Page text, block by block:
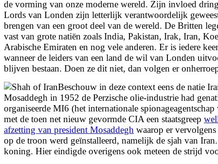
de vorming van onze moderne wereld. Zijn invloed
Lords van Londen zijn letterlijk verantwoordelijk
brengen van een groot deel van de wereld. De Britten
vast van grote natiën zoals India, Pakistan, Irak, Iran,
Arabische Emiraten en nog vele anderen. Er is iedere
wanneer de leiders van een land de wil van Londen
blijven bestaan. Doen ze dit niet, dan volgen er
Beschouw in deze context eens de natie
Mosaddegh in 1952 de Perzische olie-industrie had
organiseerde MI6 (het internationale
met de toen net nieuw gevormde CIA een staatsgreep
afzetting van president Mosaddegh waarop er
op de troon werd geïnstalleerd, namelijk de sjah van
koning. Hier eindigde overigens ook meteen de strijd